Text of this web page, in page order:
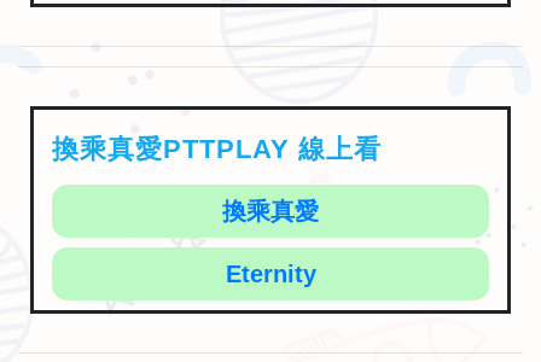
換乘真愛PTTPLAY 線上看
換乘真愛
Eternity